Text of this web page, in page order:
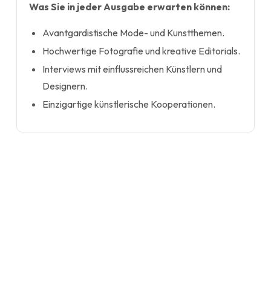
Was Sie in jeder Ausgabe erwarten können:
Avantgardistische Mode- und Kunstthemen.
Hochwertige Fotografie und kreative Editorials.
Interviews mit einflussreichen Künstlern und
Designern.
Einzigartige künstlerische Kooperationen.